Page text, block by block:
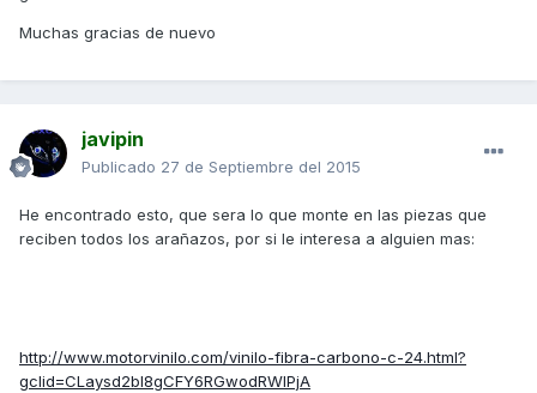
Muchas gracias de nuevo
javipin
Publicado 27 de Septiembre del 2015
He encontrado esto, que sera lo que monte en las piezas que
reciben todos los arañazos, por si le interesa a alguien mas:
http://www.motorvinilo.com/vinilo-fibra-carbono-c-24.html?
gclid=CLaysd2bl8gCFY6RGwodRWIPjA